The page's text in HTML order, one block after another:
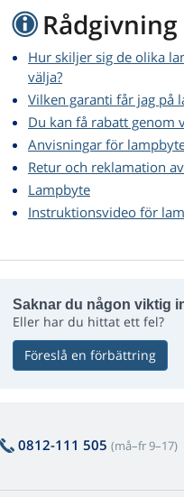
Rådgivning
Hur skiljer sig de olika
välja?
Vilken garanti får jag på
Du kan få rabatt genom
Anvisningar för
Retur och reklamation
Lampbyte
Instruktionsvideo för
Saknar du någon viktig
Eller har du hittat ett fel?
Föreslå en förbättring
0812-111 505 (må–fr 9–17)